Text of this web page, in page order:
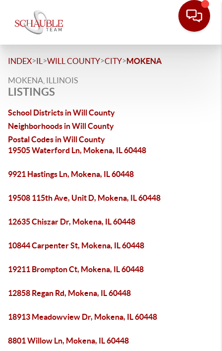
INDEX>IL >WILL COUNTY>CITY>MOKENA
MOKENA, ILLINOIS
LISTINGS
School Districts in Will County
Neighborhoods in Will County
Postal Codes in Will County
19505 Waterford Ln, Mokena, IL 60448
9921 Hastings Ln, Mokena, IL 60448
19508 115th Ave, Unit D, Mokena, IL 60448
12635 Chiszar Dr, Mokena, IL 60448
10844 Carpenter St, Mokena, IL 60448
19211 Brompton Ct, Mokena, IL 60448
12858 Regan Rd, Mokena, IL 60448
18913 Meadowview Dr, Mokena, IL 60448
8801 Willow Ln, Mokena, IL 60448